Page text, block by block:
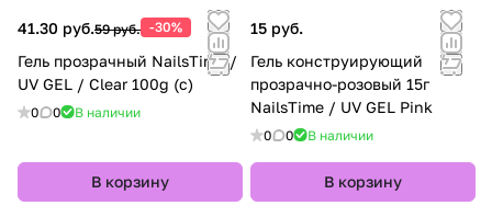
41.30 руб.59 руб. -30%
Гель прозрачный NailsTime /
UV GEL / Clear 100g (с)
0 0 В наличии
В корзину
15 руб.
Гель конструирующий
прозрачно-розовый 15г
NailsTime / UV GEL Pink
0 0 В наличии
В корзину